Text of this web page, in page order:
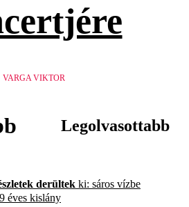
VARGA VIKTOR
Legolvasottabb
derültek ki: sáros vízbe
éves kislány